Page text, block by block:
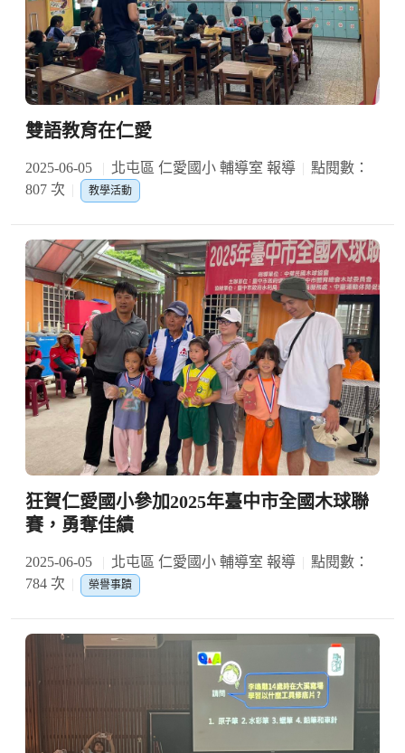
雙語教育在仁愛
2025-06-05 北屯區 仁愛國小 輔導室 報導
點閱數：
807 次
教學活動
狂賀仁愛國小參加2025年臺中市全國木球聯
賽，勇奪佳績
2025-06-05 北屯區 仁愛國小 輔導室 報導
點閱數：
784 次
榮譽事蹟